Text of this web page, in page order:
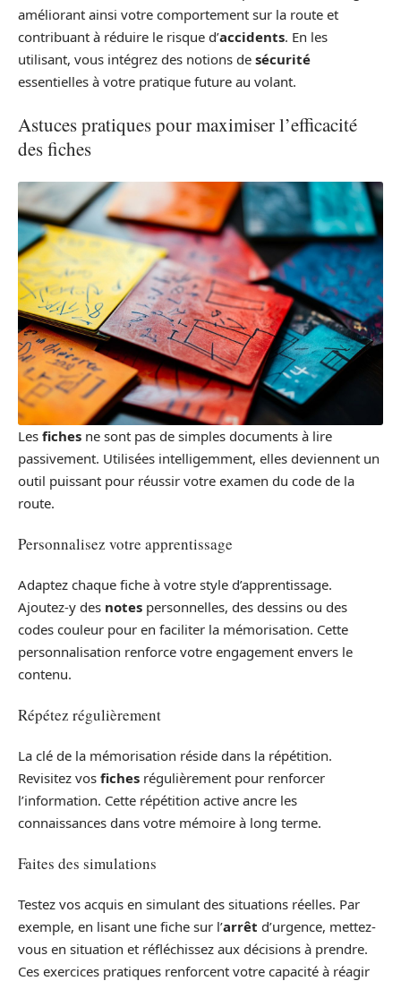
améliorant ainsi votre comportement sur la route et
contribuant à réduire le risque d’accidents. En les
utilisant, vous intégrez des notions de sécurité
essentielles à votre pratique future au volant.
Astuces pratiques pour maximiser l’efficacité
des fiches
Les fiches ne sont pas de simples documents à lire
passivement. Utilisées intelligemment, elles deviennent un
outil puissant pour réussir votre examen du code de la
route.
Personnalisez votre apprentissage
Adaptez chaque fiche à votre style d’apprentissage.
Ajoutez-y des notes personnelles, des dessins ou des
codes couleur pour en faciliter la mémorisation. Cette
personnalisation renforce votre engagement envers le
contenu.
Répétez régulièrement
La clé de la mémorisation réside dans la répétition.
Revisitez vos fiches régulièrement pour renforcer
l’information. Cette répétition active ancre les
connaissances dans votre mémoire à long terme.
Faites des simulations
Testez vos acquis en simulant des situations réelles. Par
exemple, en lisant une fiche sur l’arrêt d’urgence, mettez-
vous en situation et réfléchissez aux décisions à prendre.
Ces exercices pratiques renforcent votre capacité à réagir